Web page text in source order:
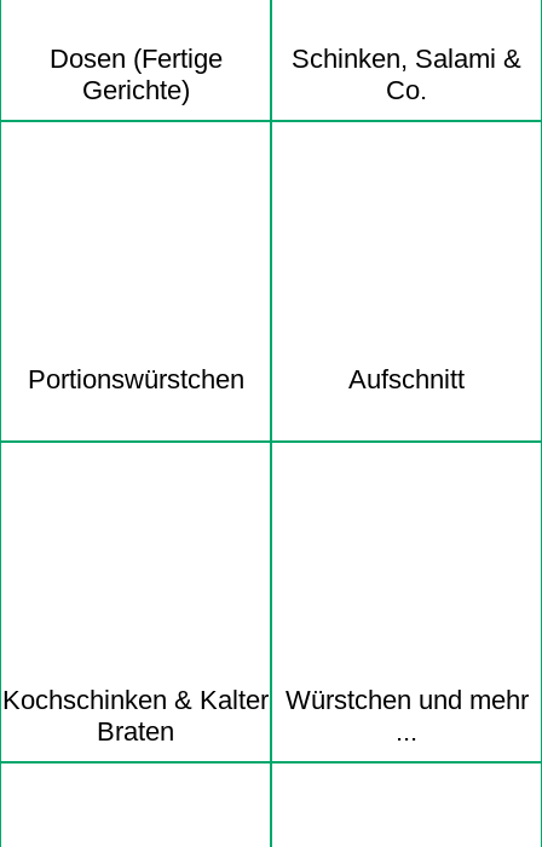
Dosen (Fertige
Gerichte)
Schinken, Salami &
Co.
Portions­würstchen Aufschnitt
Kochschinken & Kalter
Braten
Würstchen und mehr
...